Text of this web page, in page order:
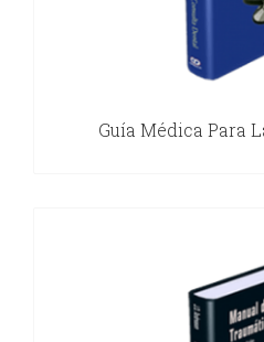
Guía Médica Para